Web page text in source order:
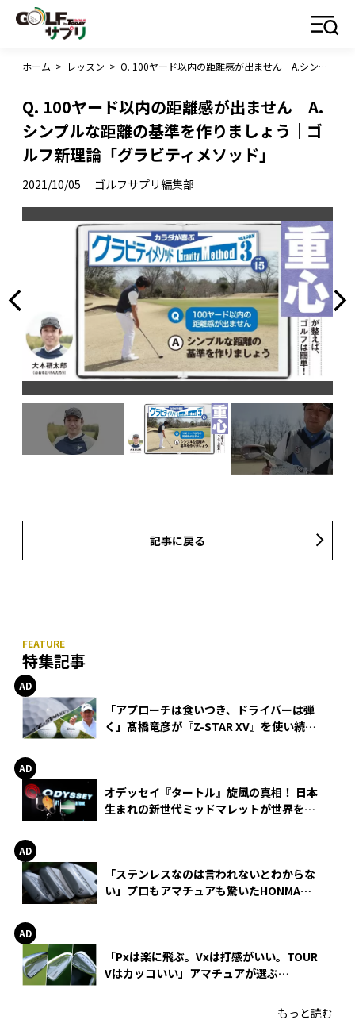
ホーム > レッスン > Q. 100ヤード以内の距離感が出ません A.シンプルな距離の基準を作りましょう｜ゴルフ新理論「グラビティメソッド」
Q. 100ヤード以内の距離感が出ません A.
シンプルな距離の基準を作りましょう｜ゴ
ルフ新理論「グラビティメソッド」
2021/10/05 ゴルフサプリ編集部
記事に戻る
特集記事
「アプローチは食いつき、ドライバーは弾
く」髙橋竜彦が『Z-STAR XV』を使い続け
オデッセイ『タートル』旋風の真相！ 日本
生まれの新世代ミッドマレットが世界を席
「ステンレスなのは言われないとわからな
い」プロもアマチュアも驚いたHONMA
「Pxは楽に飛ぶ。Vxは打感がいい。TOUR
Vはカッコいい」アマチュアが選ぶ
もっと読む